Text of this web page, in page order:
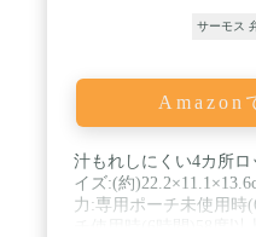
サーモス
Amazon
汁もれしにくい4カ所
イズ:(約
力:専用ポーチ未使用時